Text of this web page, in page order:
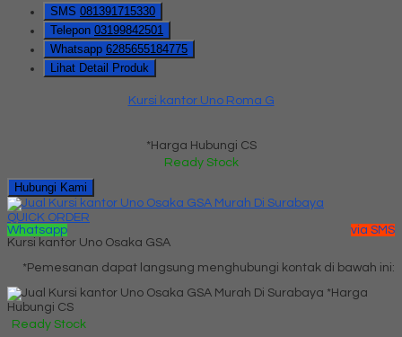
SMS 081391715330
Telepon 03199842501
Whatsapp 6285655184775
Lihat Detail Produk
Kursi kantor Uno Roma G
*Harga Hubungi CS
Ready Stock
Hubungi Kami
QUICK ORDER
Whatsapp
via SMS
Kursi kantor Uno Osaka GSA
*Pemesanan dapat langsung menghubungi kontak di bawah ini:
*Harga
Hubungi CS
Ready Stock